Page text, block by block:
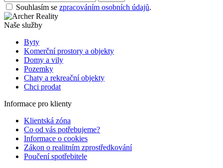
Souhlasím se zpracováním osobních údajů.
Naše služby
Byty
Komerční prostory a objekty
Domy a vily
Pozemky
Chaty a rekreační objekty
Chci prodat
Informace pro klienty
Klientská zóna
Co od vás potřebujeme?
Informace o cookies
Zákon o realitním zprostředkování
Poučení spotřebitele